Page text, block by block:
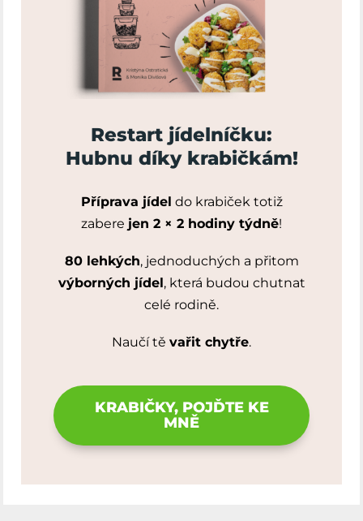
Restart jídelníčku:
Hubnu díky krabičkám!
Příprava jídel do krabiček totiž
zabere jen 2 × 2 hodiny týdně!
80 lehkých, jednoduchých a přitom
výborných jídel, která budou chutnat
celé rodině.
Naučí tě vařit chytře.
KRABIČKY, POJĎTE KE
MNĚ